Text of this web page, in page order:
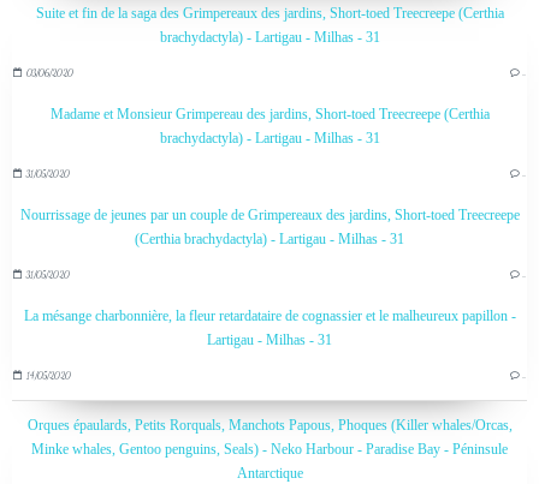
Suite et fin de la saga des Grimpereaux des jardins, Short-toed Treecreepe (Certhia
brachydactyla) - Lartigau - Milhas - 31
03/06/2020 …
Madame et Monsieur Grimpereau des jardins, Short-toed Treecreepe (Certhia
brachydactyla) - Lartigau - Milhas - 31
31/05/2020 …
Nourrissage de jeunes par un couple de Grimpereaux des jardins, Short-toed Treecreepe
(Certhia brachydactyla) - Lartigau - Milhas - 31
31/05/2020 …
La mésange charbonnière, la fleur retardataire de cognassier et le malheureux papillon -
Lartigau - Milhas - 31
14/05/2020 …
Orques épaulards, Petits Rorquals, Manchots Papous, Phoques (Killer whales/Orcas,
Minke whales, Gentoo penguins, Seals) - Neko Harbour - Paradise Bay - Péninsule
Antarctique